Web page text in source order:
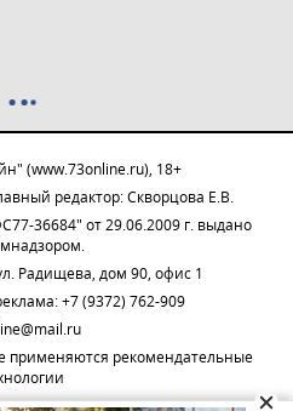
(www.73online.ru), 18+
редактор: Скворцова Е.В.
36684" от 29.06.2009 г. выдано
Радищева, дом 90, офис 1
+7 (9372) 762-909
применяются рекомендательные